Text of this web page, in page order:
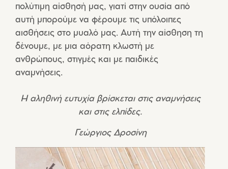
πολύτιμη αίσθησή μας, γιατί στην ουσία από
αυτή μπορούμε να φέρουμε τις υπόλοιπες
αισθήσεις στο μυαλό μας. Αυτή την αίσθηση τη
δένουμε, με μια αόρατη κλωστή με
ανθρώπους, στιγμές και με παιδικές
αναμνήσεις.
Η αληθινή ευτυχία βρίσκεται στις αναμνήσεις
και στις ελπίδες.
Γεώργιος Δροσίνη